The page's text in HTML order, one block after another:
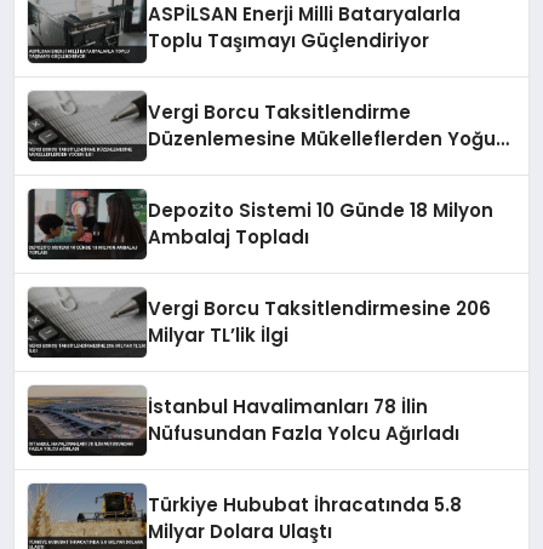
ASPİLSAN Enerji Milli Bataryalarla
Toplu Taşımayı Güçlendiriyor
Vergi Borcu Taksitlendirme
Düzenlemesine Mükelleflerden Yoğun
Depozito Sistemi 10 Günde 18 Milyon
Ambalaj Topladı
Vergi Borcu Taksitlendirmesine 206
Milyar TL’lik İlgi
İstanbul Havalimanları 78 İlin
Nüfusundan Fazla Yolcu Ağırladı
Türkiye Hububat İhracatında 5.8
Milyar Dolara Ulaştı